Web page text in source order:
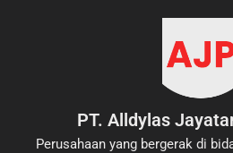
PT. Alldylas
Perusahaan yang bergerak di